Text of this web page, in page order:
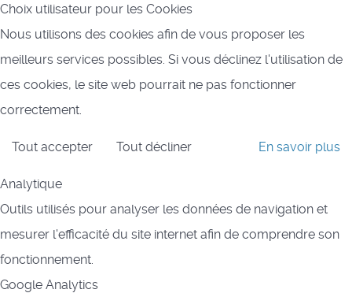
Choix utilisateur pour les Cookies
Nous utilisons des cookies afin de vous proposer les
meilleurs services possibles. Si vous déclinez l'utilisation de
ces cookies, le site web pourrait ne pas fonctionner
correctement.
Tout accepter Tout décliner En savoir plus
Analytique
Outils utilisés pour analyser les données de navigation et
mesurer l'efficacité du site internet afin de comprendre son
fonctionnement.
Google Analytics